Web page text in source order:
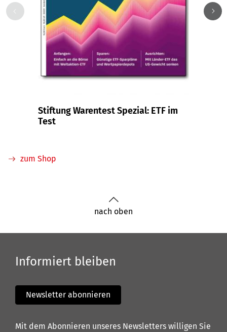
Stiftung Warentest Spezial: ETF im
Test
zum Shop
nach oben
Informiert bleiben
Newsletter abonnieren
Mit dem Abonnieren unseres Newsletters willigen Sie